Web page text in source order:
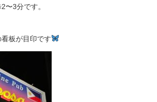
〜3分です。
板が目印です